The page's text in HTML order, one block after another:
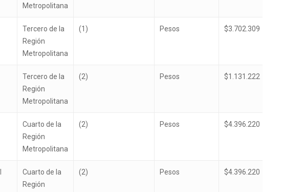
Metropolitana
Tercero de la
Región
Metropolitana
(1) Pesos $3.702.309
Tercero de la
Región
Metropolitana
(2) Pesos $1.131.222
Cuarto de la
Región
Metropolitana
(2) Pesos $4.396.220
Cuarto de la
Región
(2) Pesos $4.396.220